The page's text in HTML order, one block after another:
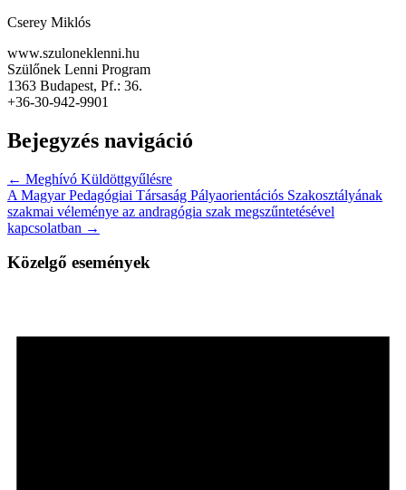
Cserey Miklós
www.szuloneklenni.hu
Szülőnek Lenni Program
1363 Budapest, Pf.: 36.
+36-30-942-9901
Bejegyzés navigáció
← Meghívó Küldöttgyűlésre
A Magyar Pedagógiai Társaság Pályaorientációs Szakosztályának
szakmai véleménye az andragógia szak megszűntetésével
kapcsolatban →
Közelgő események